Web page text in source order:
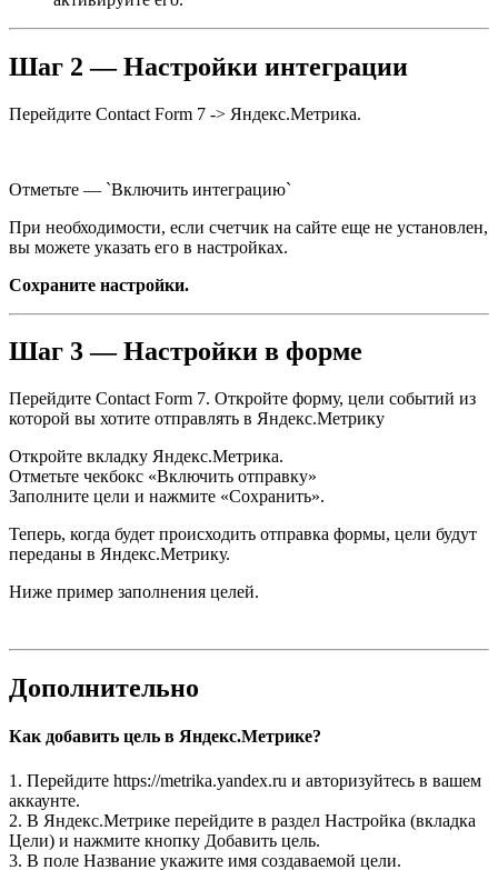
Шаг 2 — Настройки интеграции
Перейдите Contact Form 7 -> Яндекс.Метрика.
Отметьте — `Включить интеграцию`
При необходимости, если счетчик на сайте еще не установлен,
вы можете указать его в настройках.
Сохраните настройки.
Шаг 3 — Настройки в форме
Перейдите Contact Form 7. Откройте форму, цели событий из
которой вы хотите отправлять в Яндекс.Метрику
Откройте вкладку Яндекс.Метрика.
Отметьте чекбокс «Включить отправку»
Заполните цели и нажмите «Сохранить».
Теперь, когда будет происходить отправка формы, цели будут
переданы в Яндекс.Метрику.
Ниже пример заполнения целей.
Дополнительно
Как добавить цель в Яндекс.Метрике?
1. Перейдите https://metrika.yandex.ru и авторизуйтесь в вашем
аккаунте.
2. В Яндекс.Метрике перейдите в раздел Настройка (вкладка
Цели) и нажмите кнопку Добавить цель.
3. В поле Название укажите имя создаваемой цели.